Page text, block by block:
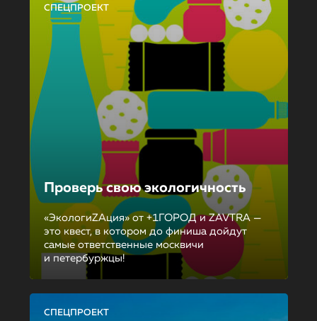
СПЕЦПРОЕКТ
Проверь свою экологичность
«ЭкологиZAция» от +1ГОРОД и ZAVTRA —
это квест, в котором до финиша дойдут
самые ответственные москвичи
и петербуржцы!
СПЕЦПРОЕКТ